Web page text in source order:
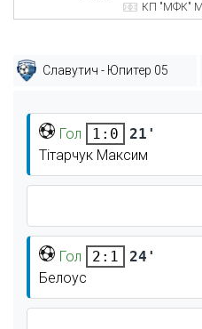
КП "МФК"
Славутич - Юпитер 05
Гол 1:0
21'
Тітарчук Максим
Гол 2:1
24'
Белоус